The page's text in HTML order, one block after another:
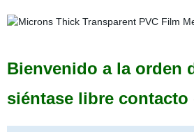
Bienvenido a la orden
siéntase libre contacto